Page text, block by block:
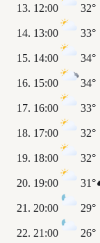
12:00 32°
13:00 33°
14:00 34°
15:00 34°
16:00 33°
17:00 32°
18:00 32°
19:00 31°
20:00 29°
21:00 26°